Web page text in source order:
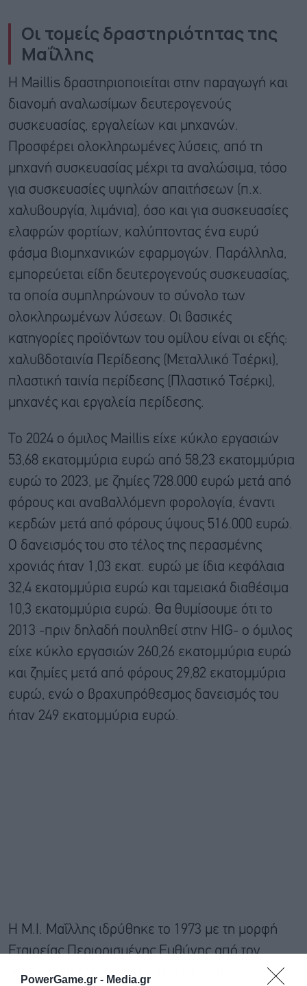
PowerGame.gr - Media.gr
Οι τομείς δραστηριότητας της
Μαΐλλης
Η Maillis δραστηριοποιείται στην παραγωγή και
διανομή αναλωσίμων δευτερογενούς
συσκευασίας, εργαλείων και μηχανών.
Προσφέρει ολοκληρωμένες λύσεις, από τη
μηχανή συσκευασίας μέχρι τα αναλώσιμα, τόσο
για συσκευασίες υψηλών απαιτήσεων (π.χ.
χαλυβουργία, λιμάνια), όσο και για συσκευασίες
ελαφρών φορτίων, καλύπτοντας ένα ευρύ
φάσμα βιομηχανικών εφαρμογών. Παράλληλα,
εμπορεύεται είδη δευτερογενούς συσκευασίας,
τα οποία συμπληρώνουν το σύνολο των
ολοκληρωμένων λύσεων. Οι βασικές
κατηγορίες προϊόντων του ομίλου είναι οι εξής:
χαλυβδοταινία Περίδεσης (Μεταλλικό Τσέρκι),
πλαστική ταινία περίδεσης (Πλαστικό Τσέρκι),
μηχανές και εργαλεία περίδεσης.
Το 2024 ο όμιλος Maillis είχε κύκλο εργασιών
53,68 εκατομμύρια ευρώ από 58,23 εκατομμύρια
ευρώ το 2023, με ζημίες 728.000 ευρώ μετά από
φόρους και αναβαλλόμενη φορολογία, έναντι
κερδών μετά από φόρους ύψους 516.000 ευρώ.
Ο δανεισμός του στο τέλος της περασμένης
χρονιάς ήταν 1,03 εκατ. ευρώ με ίδια κεφάλαια
32,4 εκατομμύρια ευρώ και ταμειακά διαθέσιμα
10,3 εκατομμύρια ευρώ. Θα θυμίσουμε ότι το
2013 -πριν δηλαδή πουληθεί στην HIG- ο όμιλος
είχε κύκλο εργασιών 260,26 εκατομμύρια ευρώ
και ζημίες μετά από φόρους 29,82 εκατομμύρια
ευρώ, ενώ ο βραχυπρόθεσμος δανεισμός του
ήταν 249 εκατομμύρια ευρώ.
Η Μ.Ι. Μαΐλλης ιδρύθηκε το 1973 με τη μορφή
Εταιρείας Περιορισμένης Ευθύνης από τον
Μιχάλη Μαΐλλη, ως συνέχεια ατομικής